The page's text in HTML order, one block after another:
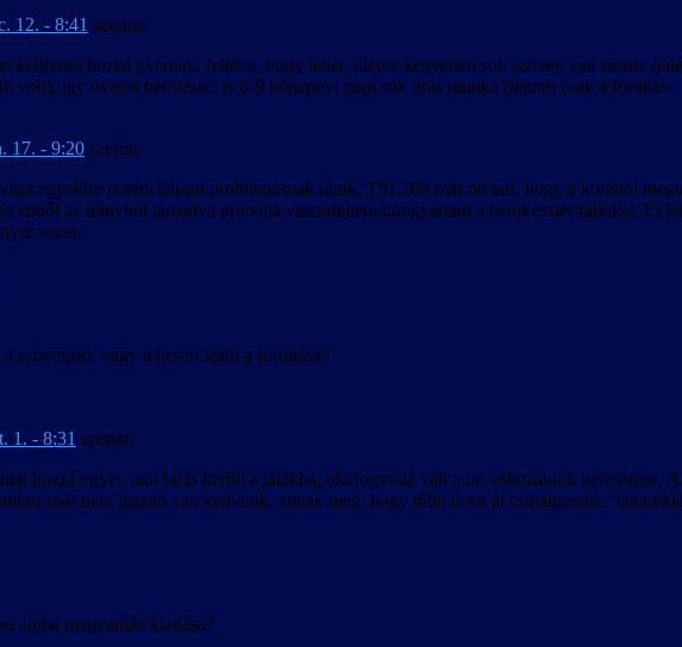
12. - 8:41 szerint:
kell(ene) hozzá gyártani, feltéve, hogy lehet, illetve kegyetlen sok szöveg van benne
volt), így óvatos becsléssel is 6-9 hónapnyi napi sok órás munka (lenne) csak a fordítás.
17. - 9:20 szerint:
egyelőre potenciálisan problémásnak tűnik, TSL16b már ott tart, hogy a korábbi
ebből az irányból támadva próbálja visszafejteni/újragyártani a betűkészlet-fájlokat. El
vezet.
szöveges), vagy teljesen leállt a fordítása?
1. - 8:31 szerint:
hozzá egyet, ami be is került a játékba, okafogyottá vált a mi változatunk befejezése.
már nem igazán van kedvünk, annak meg, hogy több éven át csinálgassuk
alpha magyarítás kiadása?